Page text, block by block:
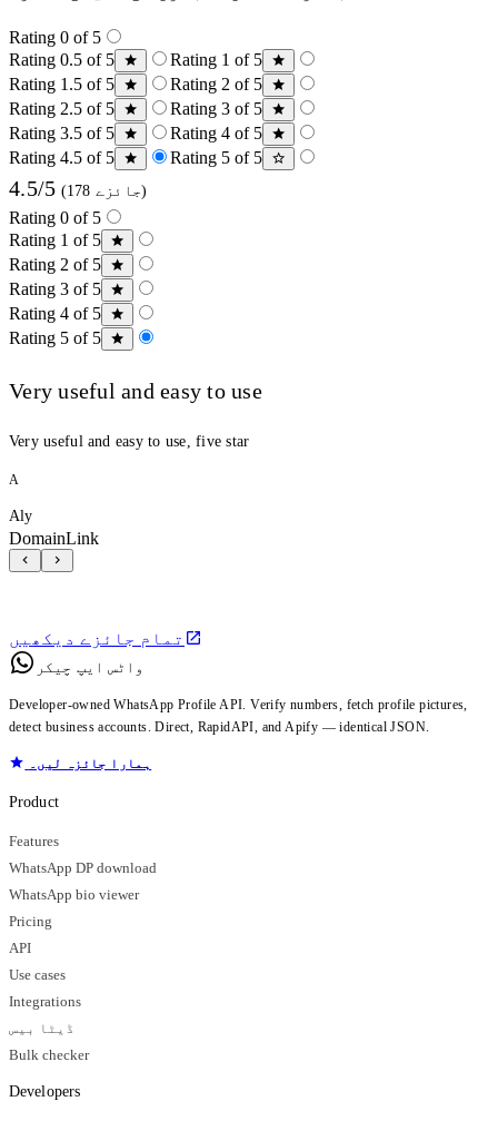
Rating 0 of 5
Rating 0.5 of 5
Rating 1 of 5
Rating 1.5 of 5
Rating 2 of 5
Rating 2.5 of 5
Rating 3 of 5
Rating 3.5 of 5
Rating 4 of 5
Rating 4.5 of 5
Rating 5 of 5
4.5/5 (178 جائزے)
Rating 0 of 5
Rating 1 of 5
Rating 2 of 5
Rating 3 of 5
Rating 4 of 5
Rating 5 of 5
Very useful and easy to use
Very useful and easy to use, five star
A
Aly
DomainLink
تمام جائزے دیکھیں
واٹس ایپ چیکر
Developer-owned WhatsApp Profile API. Verify numbers, fetch profile pictures,
detect business accounts. Direct, RapidAPI, and Apify — identical JSON.
ہمارا جائزہ لیں۔
Product
Features
WhatsApp DP download
WhatsApp bio viewer
Pricing
API
Use cases
Integrations
ڈیٹا بیس
Bulk checker
Developers